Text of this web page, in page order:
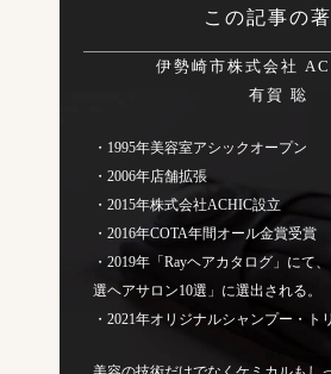
この記事の
伊勢崎市株式会社
有賀 聡
・1995年美容室アシックオープン
・2006年店舗拡張
・2015年株式会社ACHIC設立
・2016年COTA年間オール金賞受賞
・2019年「Rayヘアカタログ」に
選ヘアサロン10選」に選出される。
・2021年オリジナルシャンプー・ト